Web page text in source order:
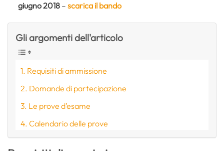
giugno 2018– scarica il bando
Gli argomenti dell'articolo
Requisiti di ammissione
Domande di partecipazione
Le prove d’esame
Calendario delle prove